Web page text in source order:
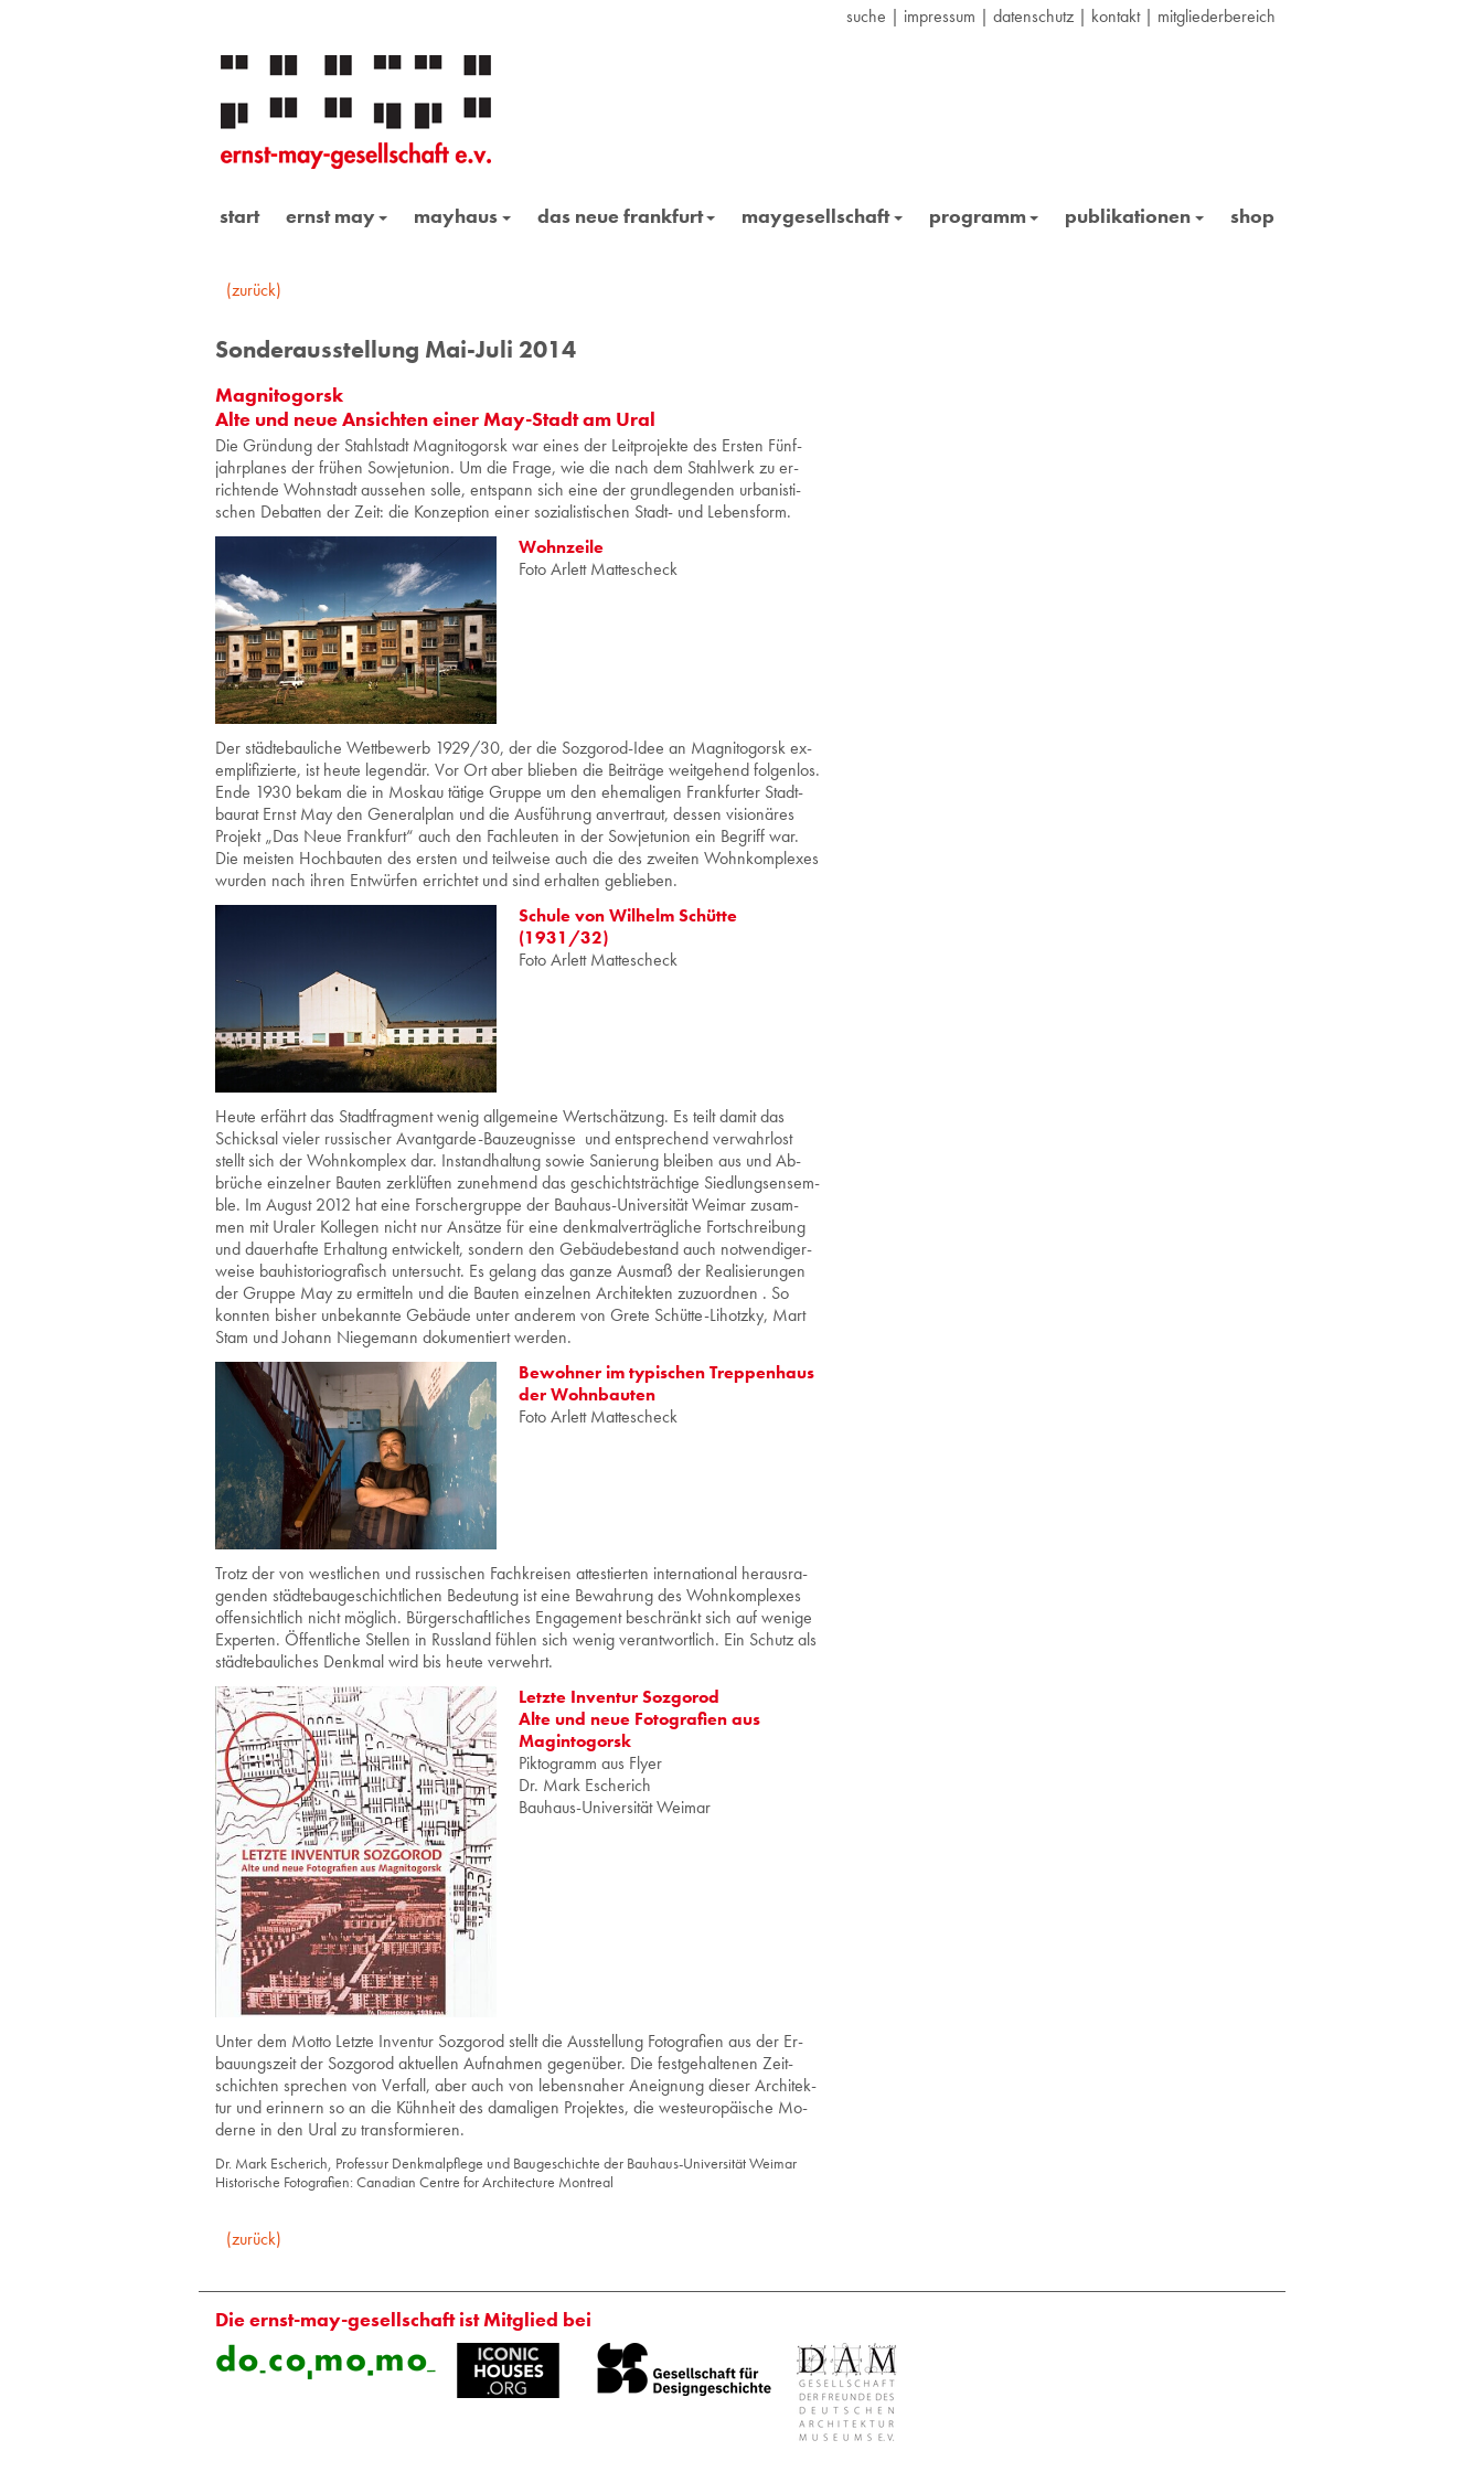
suche | impressum | datenschutz | kontakt| mitgliederbereich
start ernst may mayhaus das neue frankfurt maygesellschaft programm publikationen shop
(zurück)
Sonderausstellung Mai-Juli 2014
Magnitogorsk
Alte und neue Ansichten einer May-Stadt am Ural
Die Grün­dung der Stahl­stadt Ma­gni­to­gorsk war eines der Leit­pro­jek­te des Ers­ten Fünf­
jahr­pla­nes der frü­hen So­wjet­uni­on. Um die Frage, wie die nach dem Stahl­werk zu er­
rich­ten­de Wohn­stadt aus­se­hen solle, ent­spann sich eine der grund­le­gen­den ur­ba­nis­ti­
schen De­bat­ten der Zeit: die Kon­zep­ti­on einer so­zia­lis­ti­schen Stadt- und Le­bens­form.
Wohnzeile
Foto Arlett Mattescheck
Der städ­te­bau­li­che Wett­be­werb 1929/30, der die Soz­go­rod-Idee an Ma­gni­to­gorsk ex­
em­pli­fi­zier­te, ist heute le­gen­där. Vor Ort aber blie­ben die Bei­trä­ge weit­ge­hend fol­gen­los.
Ende 1930 bekam die in Mos­kau tä­ti­ge Grup­pe um den ehe­ma­li­gen Frank­fur­ter Stadt­
bau­rat Ernst May den Ge­ne­ral­plan und die Aus­füh­rung an­ver­traut, des­sen vi­sio­nä­res
Pro­jekt „Das Neue Frank­furt“ auch den Fach­leu­ten in der So­wjet­uni­on ein Be­griff war.
Die meis­ten Hoch­bau­ten des ers­ten und teil­wei­se auch die des zwei­ten Wohn­kom­ple­xes
wur­den nach ihren Ent­wür­fen er­rich­tet und sind er­hal­ten ge­blie­ben.
Schule von Wilhelm Schütte
(1931/32)
Foto Arlett Mattescheck
Heute er­fährt das Stadt­frag­ment wenig all­ge­mei­ne Wert­schät­zung. Es teilt damit das
Schick­sal vie­ler rus­si­scher Avant­gar­de-Bau­zeug­nis­se und ent­spre­chend ver­wahr­lost
stellt sich der Wohn­kom­plex dar. In­stand­hal­tung sowie Sa­nie­rung blei­ben aus und Ab­
brü­che ein­zel­ner Bau­ten zer­klüf­ten zu­neh­mend das ge­schichts­träch­ti­ge Sied­lung­sen­sem­
ble. Im Au­gust 2012 hat eine For­scher­grup­pe der Bau­haus-Uni­ver­si­tät Wei­mar zu­sam­
men mit Ura­ler Kol­le­gen nicht nur An­sät­ze für eine denk­mal­ver­träg­li­che Fort­schrei­bung
und dau­er­haf­te Er­hal­tung ent­wi­ckelt, son­dern den Ge­bäu­de­be­stand auch not­wen­di­ger­
wei­se bau­his­to­rio­gra­fisch un­ter­sucht. Es ge­lang das ganze Aus­maß der Rea­li­sie­run­gen
der Grup­pe May zu er­mit­teln und die Bau­ten ein­zel­nen Ar­chi­tek­ten zu­zu­ord­nen . So
konn­ten bis­her un­be­kann­te Ge­bäu­de unter an­de­rem von Grete Schüt­te-Li­hotz­ky, Mart
Stam und Jo­hann Nie­ge­mann do­ku­men­tiert wer­den.
Bewohner im typischen Treppenhaus
der Wohnbauten
Foto Arlett Mattescheck
Trotz der von west­li­chen und rus­si­schen Fach­krei­sen at­tes­tier­ten in­ter­na­tio­nal her­aus­ra­
gen­den städ­te­bau­ge­schicht­li­chen Be­deu­tung ist eine Be­wah­rung des Wohn­kom­ple­xes
of­fen­sicht­lich nicht mög­lich. Bür­ger­schaf­tI­iches En­ga­ge­ment be­schränkt sich auf we­ni­ge
Ex­per­ten. Öf­fent­li­che Stel­len in Russ­land füh­len sich wenig ver­ant­wort­lich. Ein Schutz als
städ­te­bau­li­ches Denk­mal wird bis heute ver­wehrt.
Letzte Inventur Sozgorod
Alte und neue Fotografien aus
Magintogorsk
Piktogramm aus Flyer
Dr. Mark Escherich
Bauhaus-Universität Weimar
Unter dem Motto Letz­te In­ven­tur Soz­go­rod stellt die Aus­stel­lung Fo­to­gra­fi­en aus der Er­
bau­ungs­zeit der Soz­go­rod ak­tu­el­len Auf­nah­men ge­gen­über. Die fest­ge­hal­te­nen Zeit­
schich­ten spre­chen von Ver­fall, aber auch von le­bens­na­her An­eig­nung die­ser Ar­chi­tek­
tur und er­in­nern so an die Kühn­heit des da­ma­li­gen Pro­jek­tes, die west­eu­ro­päi­sche Mo­
der­ne in den Ural zu trans­for­mie­ren.
Dr. Mark Esche­rich, Pro­fes­sur Denk­mal­pfle­ge und Bau­ge­schich­te der Bau­haus-Uni­ver­si­tät Wei­mar
His­to­ri­sche Fo­to­gra­fi­en: Ca­na­di­an Cent­re for Ar­chi­tec­tu­re Mon­tre­al
(zurück)
Die ernst-may-gesellschaft ist Mitglied bei